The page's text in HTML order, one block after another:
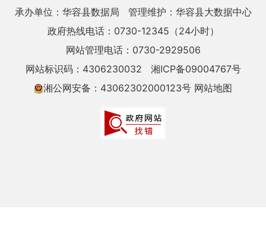
承办单位：华容县数据局
管理维护：华容县大数据中心
政府热线电话：0730-12345（24小时）
网站管理电话：0730-2929506
网站标识码：4306230032
湘ICP备09004767号
湘公网安备：43062302000123号 网站地图